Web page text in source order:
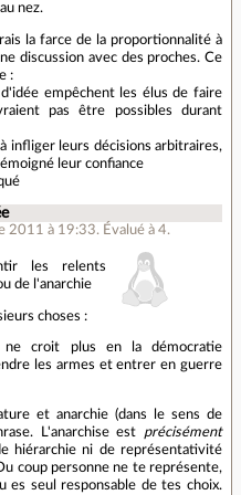
nez.
la farce de la proportionnalité à
discussion avec des proches. Ce
:
empêchent les élus de faire
pas être possibles durant
infliger leurs décisions arbitraires,
leur confiance
2011 à 19:33. Évalué à 4.
les relents
de l'anarchie
choses :
croit plus en la démocratie
les armes et entrer en guerre
et anarchie (dans le sens de
L'anarchise est précisément
hiérarchie ni de représentativité
coup personne ne te représente,
es seul responsable de tes choix.